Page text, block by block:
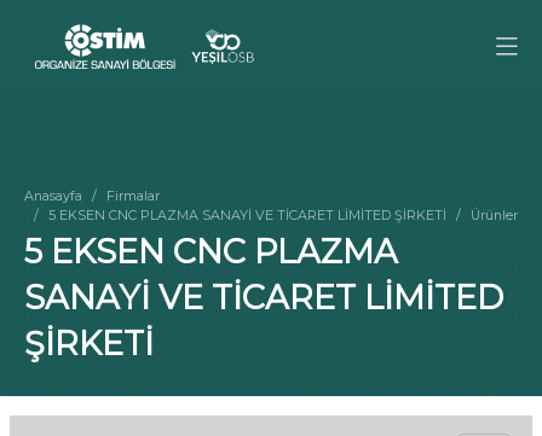
Anasayfa
Firmalar
5 EKSEN CNC PLAZMA SANAYİ VE TİCARET LİMİTED ŞİRKETİ
Ürünler
5 EKSEN CNC PLAZMA
SANAYİ VE TİCARET LİMİTED
ŞİRKETİ